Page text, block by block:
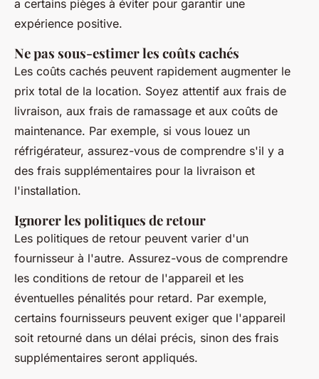
a certains pièges à éviter pour garantir une
expérience positive.
Ne pas sous-estimer les coûts cachés
Les coûts cachés peuvent rapidement augmenter le
prix total de la location. Soyez attentif aux frais de
livraison, aux frais de ramassage et aux coûts de
maintenance. Par exemple, si vous louez un
réfrigérateur, assurez-vous de comprendre s'il y a
des frais supplémentaires pour la livraison et
l'installation.
Ignorer les politiques de retour
Les politiques de retour peuvent varier d'un
fournisseur à l'autre. Assurez-vous de comprendre
les conditions de retour de l'appareil et les
éventuelles pénalités pour retard. Par exemple,
certains fournisseurs peuvent exiger que l'appareil
soit retourné dans un délai précis, sinon des frais
supplémentaires seront appliqués.